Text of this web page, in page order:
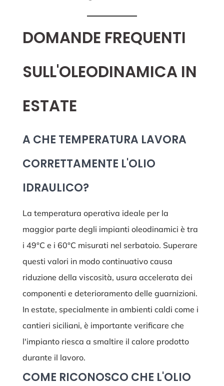
DOMANDE FREQUENTI
SULL'OLEODINAMICA IN
ESTATE
A CHE TEMPERATURA LAVORA
CORRETTAMENTE L'OLIO
IDRAULICO?
La temperatura operativa ideale per la
maggior parte degli impianti oleodinamici è tra
i 49°C e i 60°C misurati nel serbatoio. Superare
questi valori in modo continuativo causa
riduzione della viscosità, usura accelerata dei
componenti e deterioramento delle guarnizioni.
In estate, specialmente in ambienti caldi come i
cantieri siciliani, è importante verificare che
l'impianto riesca a smaltire il calore prodotto
durante il lavoro.
COME RICONOSCO CHE L'OLIO